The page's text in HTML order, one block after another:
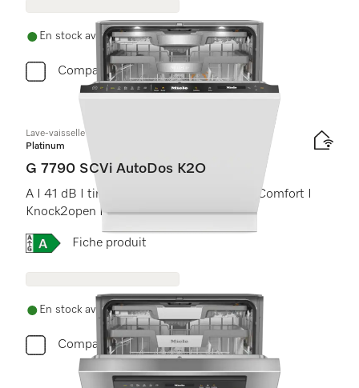
En stock avec livraison gratuite
Comparer
Lave-vaisselle totalement intégrable
Platinum
G 7790 SCVi AutoDos K2O
A I 41 dB I tiroir à couverts I paniers MaxiComfort I
Knock2open I BrilliantLight
Online Label Flag, Étiquette énergétique
Fiche produit
En stock avec livraison gratuite
Comparer